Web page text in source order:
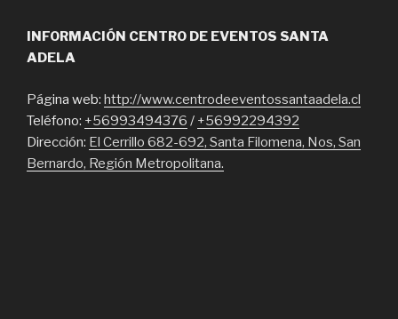
INFORMACIÓN CENTRO DE EVENTOS SANTA
ADELA
Página web: http://www.centrodeeventossantaadela.cl
Teléfono: +56993494376 / +56992294392
Dirección: El Cerrillo 682-692, Santa Filomena, Nos, San
Bernardo, Región Metropolitana.